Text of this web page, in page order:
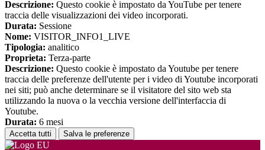
Descrizione: Questo cookie è impostato da YouTube per tenere
traccia delle visualizzazioni dei video incorporati.
Durata: Sessione
Nome: VISITOR_INFO1_LIVE
Tipologia: analitico
Proprieta: Terza-parte
Descrizione: Questo cookie è impostato da Youtube per tenere
traccia delle preferenze dell'utente per i video di Youtube incorporati
nei siti; può anche determinare se il visitatore del sito web sta
utilizzando la nuova o la vecchia versione dell'interfaccia di
Youtube.
Durata: 6 mesi
Accetta tutti Salva le preferenze